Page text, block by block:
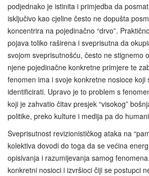
podjednako je istinita i primjedba da
isključivo kao cjeline često ne dopušta
koncentrira na pojedinačno “drvo”.
pojava toliko raširena i sveprisutna da
svojom sveprisutnošću, često ne stignemo
njene pojedinačne konkretne primjere te
fenomen ima i svoje konkretne nosioce koji
identificirati. Upravo je to problem s
koji je zahvatio čitav presjek “visokog”
politike, preko kulture i medija pa do
Sveprisutnost revizionističkog ataka na
kolektiva dovodi do toga da se većina
opisivanja i razumijevanja samog
konkretni nosioci i izvršioci čiji se postupci